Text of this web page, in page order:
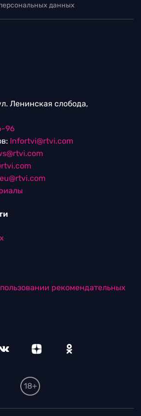
данных
Ленинская слобода,
96
Infortvi@rtvi.com
рекомендательных
18+